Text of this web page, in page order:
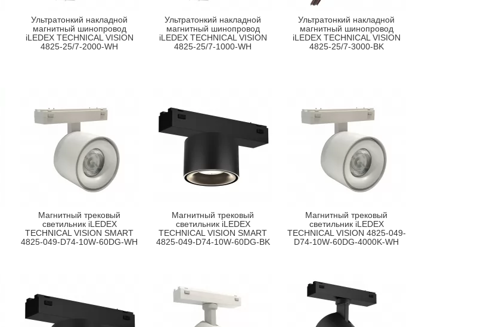
Ультратонкий накладной
магнитный шинопровод
iLEDEX TECHNICAL VISION
4825-25/7-2000-WH
Ультратонкий накладной
магнитный шинопровод
iLEDEX TECHNICAL VISION
4825-25/7-1000-WH
Ультратонкий накладной
магнитный шинопровод
iLEDEX TECHNICAL VISION
4825-25/7-3000-BK
Магнитный трековый
светильник iLEDEX
TECHNICAL VISION SMART
4825-049-D74-10W-60DG-WH
Магнитный трековый
светильник iLEDEX
TECHNICAL VISION SMART
4825-049-D74-10W-60DG-BK
Магнитный трековый
светильник iLEDEX
TECHNICAL VISION 4825-049-
D74-10W-60DG-4000K-WH